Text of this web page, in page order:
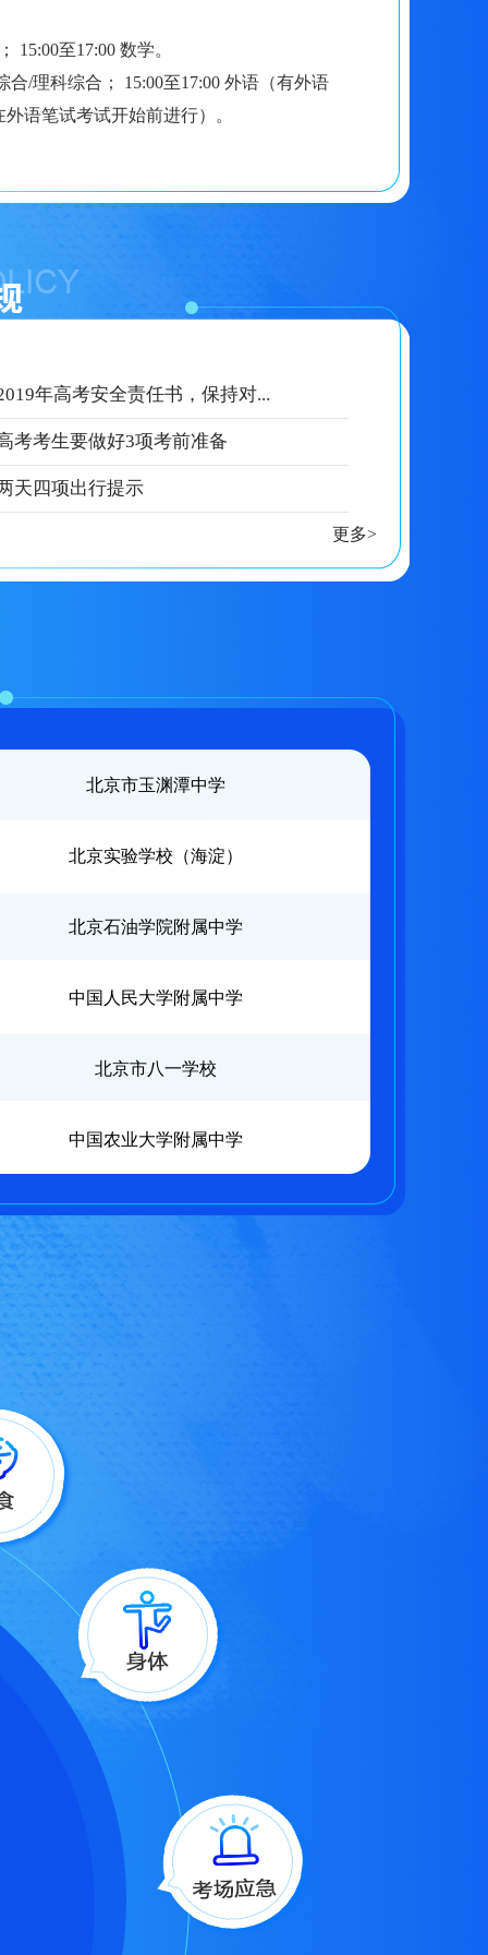
15:00至17:00 数学。
合/理科综合； 15:00至17:00 外语（有外语
语笔试考试开始前进行）。
年高考安全责任书，保持对...
考考生要做好3项考前准备
天四项出行提示
更多>
北京市玉渊潭中学
北京实验学校（海淀）
北京石油学院附属中学
中国人民大学附属中学
北京市八一学校
中国农业大学附属中学